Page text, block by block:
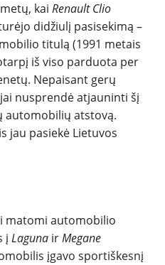
kai Renault Clio
didžiulį pasisekimą –
titulą (1991 metais
iš viso parduota per
Nepaisant gerų
nusprendė atjauninti šį
automobilių atstovą.
jau pasiekė Lietuvos
matomi automobilio
į Laguna irMegane
įgavo sportiškesnį